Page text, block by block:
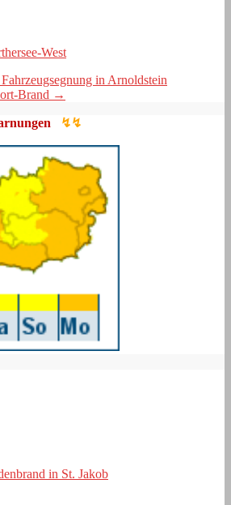
West
in Arnoldstein
Brand →
↯↯
in St. Jakob